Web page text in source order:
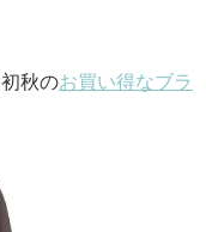
秋のお買い得なブラ